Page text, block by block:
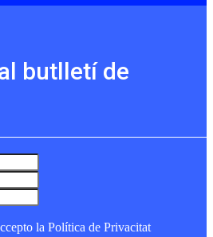
butlletí de
la Política de Privacitat